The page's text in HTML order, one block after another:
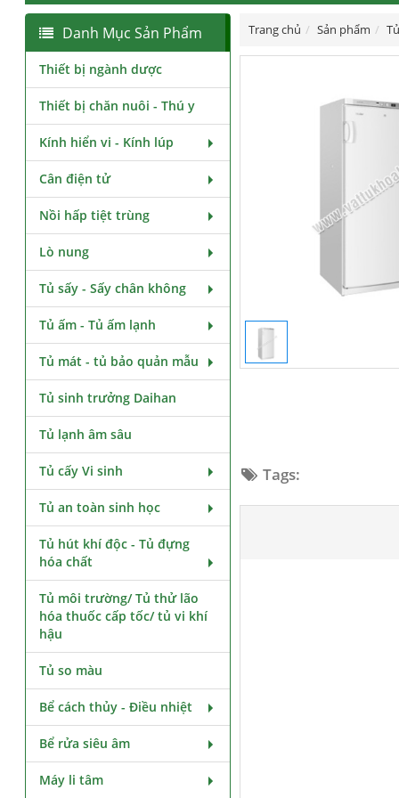
Trang chủ Sản phẩm
Tags:
Danh Mục Sản Phẩm
Thiết bị ngành dược
Thiết bị chăn nuôi - Thú y
Kính hiển vi - Kính lúp
Cân điện tử
Nồi hấp tiệt trùng
Lò nung
Tủ sấy - Sấy chân không
Tủ ấm - Tủ ấm lạnh
Tủ mát - tủ bảo quản mẫu
Tủ sinh trưởng Daihan
Tủ lạnh âm sâu
Tủ cấy Vi sinh
Tủ an toàn sinh học
Tủ hút khí độc - Tủ đựng
hóa chất
Tủ môi trường/ Tủ thử lão
hóa thuốc cấp tốc/ tủ vi khí
hậu
Tủ so màu
Bể cách thủy - Điều nhiệt
Bể rửa siêu âm
Máy li tâm